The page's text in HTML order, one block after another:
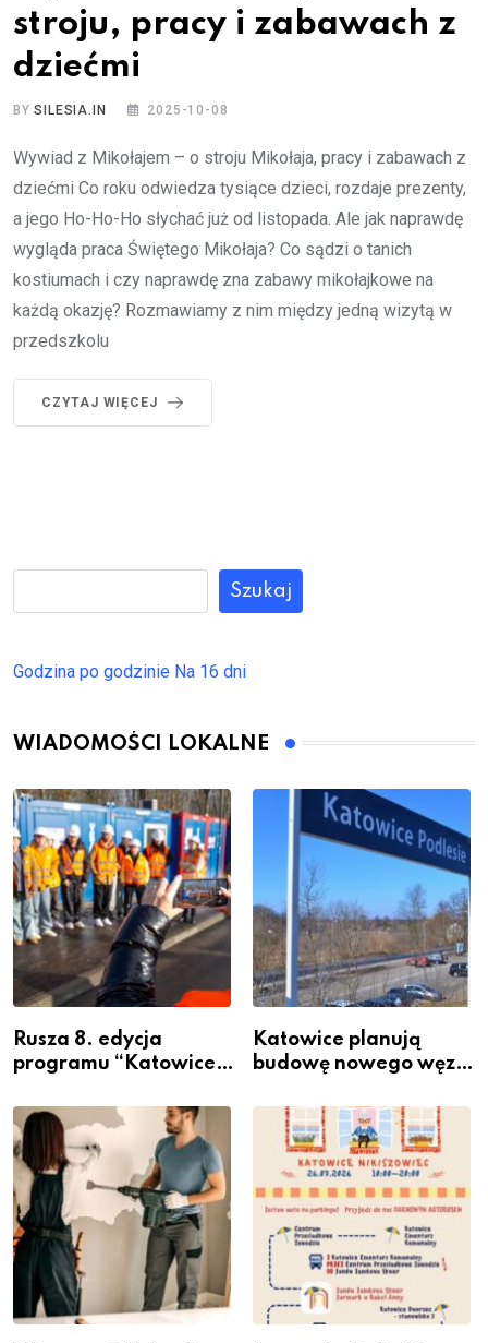
stroju, pracy i zabawach z
dziećmi
BYSILESIA.IN 2025-10-08
Wywiad z Mikołajem – o stroju Mikołaja, pracy i zabawach z
dziećmi Co roku odwiedza tysiące dzieci, rozdaje prezenty,
a jego Ho-Ho-Ho słychać już od listopada. Ale jak naprawdę
wygląda praca Świętego Mikołaja? Co sądzi o tanich
kostiumach i czy naprawdę zna zabawy mikołajkowe na
każdą okazję? Rozmawiamy z nim między jedną wizytą w
przedszkolu
CZYTAJ WIĘCEJ
Szukaj
Godzina po godzinie Na 16 dni
WIADOMOŚCI LOKALNE
Rusza 8. edycja
programu “Katowice
– nabór dla
przedsiębiorców
Katowice planują
budowę nowego węzła
Podlesiu